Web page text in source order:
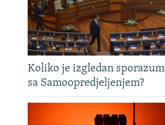
Koliko je izgledan sporazum
sa Samoopredjeljenjem?